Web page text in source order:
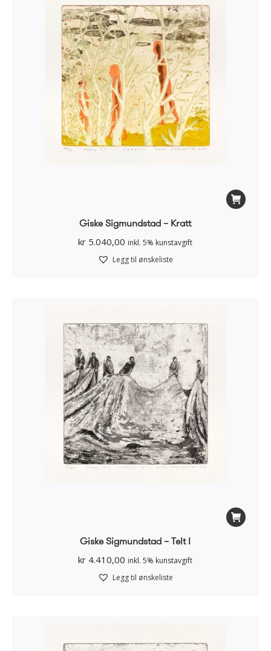
Giske Sigmundstad – Kratt
kr 5.040,00 inkl. 5% kunstavgift
Legg til ønskeliste
Giske Sigmundstad – Telt I
kr 4.410,00 inkl. 5% kunstavgift
Legg til ønskeliste